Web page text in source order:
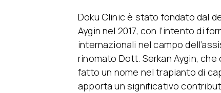
Doku Clinic è stato fondato dal
Aygin nel 2017, con l’intento di
internazionali nel campo
rinomato Dott. Serkan Aygin,
fatto un nome nel trapianto di
apporta un significativo